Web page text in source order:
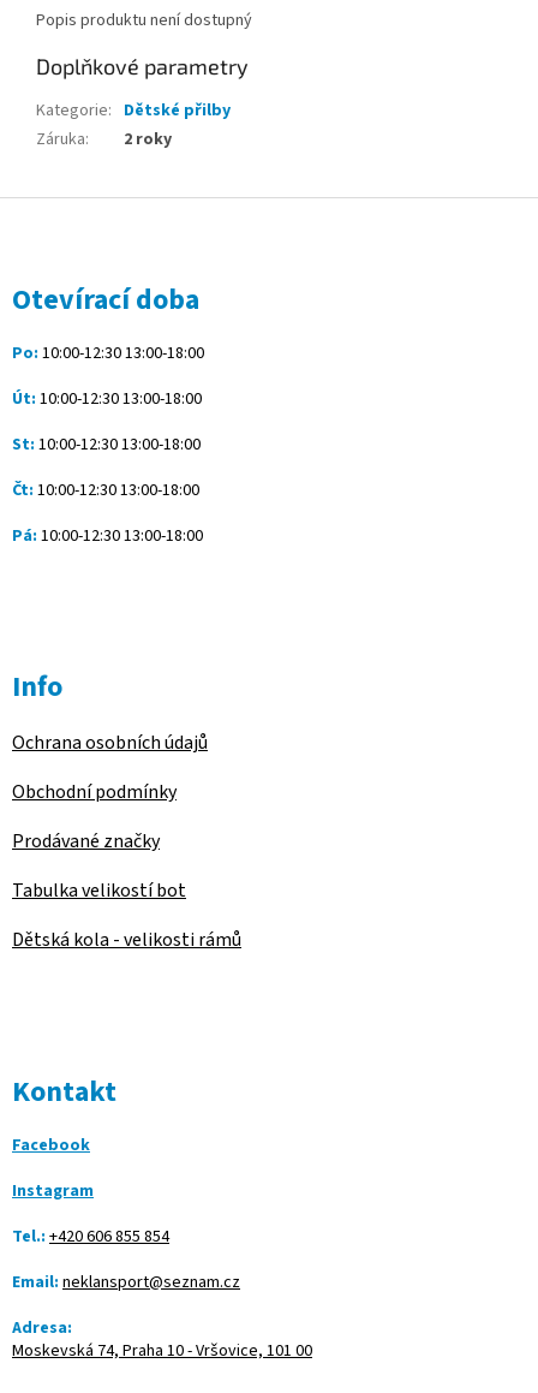
Popis produktu není dostupný
Doplňkové parametry
Kategorie: Dětské přilby
Záruka: 2 roky
Otevírací doba
Po: 10:00-12:30 13:00-18:00
Út: 10:00-12:30 13:00-18:00
St: 10:00-12:30 13:00-18:00
Čt: 10:00-12:30 13:00-18:00
Pá: 10:00-12:30 13:00-18:00
Info
Ochrana osobních údajů
Obchodní podmínky
Prodávané značky
Tabulka velikostí bot
Dětská kola - velikosti rámů
Kontakt
Facebook
Instagram
Tel.: +420 606 855 854
Email: neklansport@seznam.cz
Adresa:
Moskevská 74, Praha 10 - Vršovice, 101 00